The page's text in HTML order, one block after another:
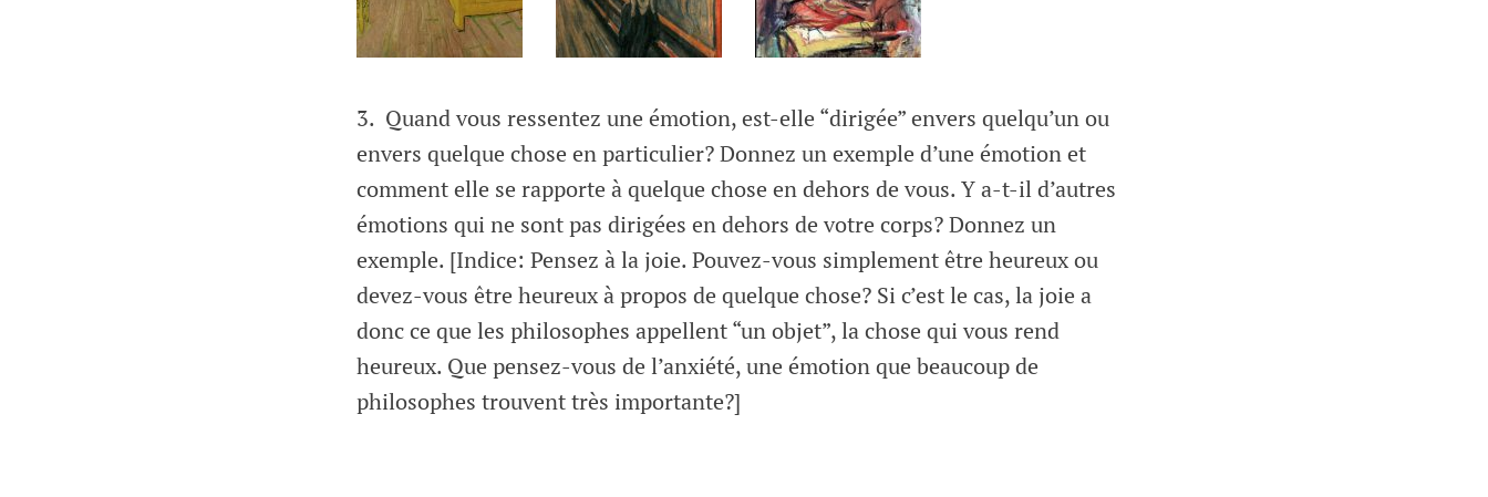
3. Quand vous ressentez une émotion, est-elle “dirigée” envers quelqu’un ou
envers quelque chose en particulier? Donnez un exemple d’une émotion et
comment elle se rapporte à quelque chose en dehors de vous. Y a-t-il d’autres
émotions qui ne sont pas dirigées en dehors de votre corps? Donnez un
exemple. [Indice: Pensez à la joie. Pouvez-vous simplement être heureux ou
devez-vous être heureux à propos de quelque chose? Si c’est le cas, la joie a
donc ce que les philosophes appellent “un objet”, la chose qui vous rend
heureux. Que pensez-vous de l’anxiété, une émotion que beaucoup de
philosophes trouvent très importante?]